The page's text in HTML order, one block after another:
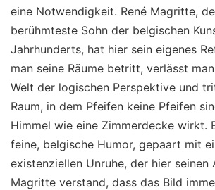
eine Notwendigkeit. René Magritte,
berühmteste Sohn der belgischen
Jahrhunderts, hat hier sein eigenes
man seine Räume betritt, verlässt
Welt der logischen Perspektive und
Raum, in dem Pfeifen keine Pfeifen
Himmel wie eine Zimmerdecke wirkt.
feine, belgische Humor, gepaart mit
existenziellen Unruhe, der hier seinen
Magritte verstand, dass das Bild